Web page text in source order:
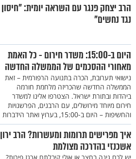
הרב יצחק פנגר עם השראה יומית: "חיסון
נגד נחשים"
היום ב-15:00: משדר חירום - כל האמת
מאחורי ההסכמים של הממשלה החדשה
נישואי תערובת, הכרה בתנועה הרפורמית – זאת
הממשלה החדשה שהכריזה מלחמת חורמה
ביהדות ובתורת ישראל. הצטרפו אלינו למשדר
חירום מיוחד מירושלים, עם הרבנים, הפרשנויות
והחשיפות – היום ב-15:00, בערוץ ואתר הידברות
איך מפרישים תרומות ומעשרות? הרב ירון
אשכנזי בהדרכה מצולמת